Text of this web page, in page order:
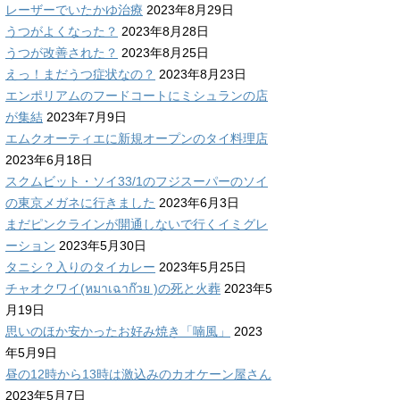
レーザーでいたかゆ治療 2023年8月29日
うつがよくなった？ 2023年8月28日
うつが改善された？ 2023年8月25日
えっ！まだうつ症状なの？ 2023年8月23日
エンポリアムのフードコートにミシュランの店
が集結 2023年7月9日
エムクオーティエに新規オープンのタイ料理店
2023年6月18日
スクムビット・ソイ33/1のフジスーパーのソイ
の東京メガネに行きました 2023年6月3日
まだピンクラインが開通しないで行くイミグレ
ーション 2023年5月30日
タニシ？入りのタイカレー 2023年5月25日
チャオクワイ(หมาเฉาก๊วย )の死と火葬 2023年5
月19日
思いのほか安かったお好み焼き「喃風」
2023
年5月9日
昼の12時から13時は激込みのカオケーン屋さん
2023年5月7日